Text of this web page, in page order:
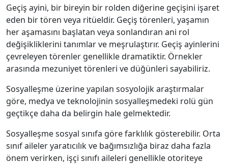
Geçiş ayini, bir bireyin bir rolden diğerine geçişini işaret
eden bir tören veya ritüeldir. Geçiş törenleri, yaşamın
her aşamasını başlatan veya sonlandıran ani rol
değişikliklerini tanımlar ve meşrulaştırır. Geçiş ayinlerini
çevreleyen törenler genellikle dramatiktir. Örnekler
arasında mezuniyet törenleri ve düğünleri sayabiliriz.
Sosyalleşme üzerine yapılan sosyolojik araştırmalar
göre, medya ve teknolojinin sosyalleşmedeki rolü gün
geçtikçe daha da belirgin hale gelmektedir.
Sosyalleşme sosyal sınıfa göre farklılık gösterebilir. Orta
sınıf aileler yaratıcılık ve bağımsızlığa biraz daha fazla
önem verirken, işçi sınıfı aileleri genellikle otoriteye